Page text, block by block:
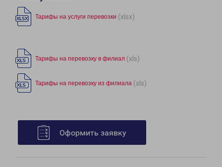
Тарифы на услуги перевозки (xlsx)
Тарифы на перевозку в филиал (xls)
Тарифы на перевозку из филиала (xls)
Оформить заявку